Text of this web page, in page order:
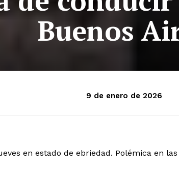
Buenos
9 de enero de 2026
en estado de ebriedad. Polémica en